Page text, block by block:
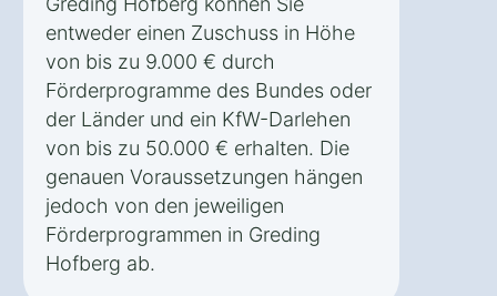
entweder einen Zuschuss in Höhe
von bis zu 9.000 € durch
Förderprogramme des Bundes oder
der Länder und ein KfW-Darlehen
von bis zu 50.000 € erhalten. Die
genauen Voraussetzungen hängen
jedoch von den jeweiligen
Förderprogrammen in Greding
Hofberg ab.